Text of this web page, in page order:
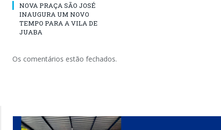
NOVA PRAÇA SÃO JOSÉ
INAUGURA UM NOVO
TEMPO PARA A VILA DE
JUABA
Os comentários estão fechados.